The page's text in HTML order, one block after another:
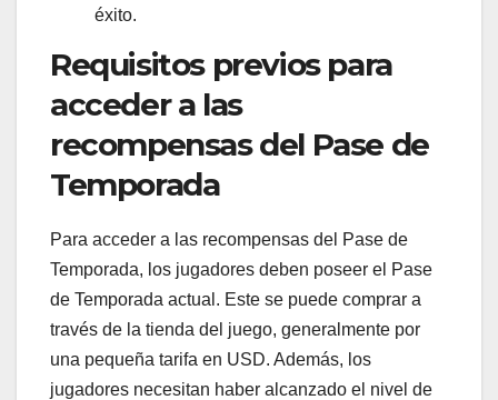
éxito.
Requisitos previos para
acceder a las
recompensas del Pase de
Temporada
Para acceder a las recompensas del Pase de
Temporada, los jugadores deben poseer el Pase
de Temporada actual. Este se puede comprar a
través de la tienda del juego, generalmente por
una pequeña tarifa en USD. Además, los
jugadores necesitan haber alcanzado el nivel de